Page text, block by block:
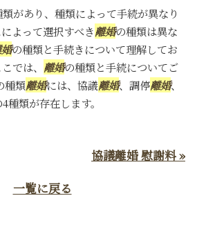
があり、種類によって手続が異なり
よって選択すべき離婚の種類は異な
の種類と手続きについて理解してお
では、 離婚の種類と手続についてご
種類離婚には、協議離婚、調停離婚、
種類が存在します。
協議離婚 慰謝料 »
一覧に戻る